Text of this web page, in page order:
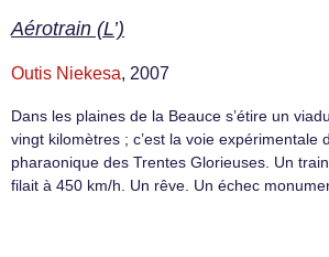
Aérotrain (L’)
Outis Niekesa, 2007
Dans les plaines de la Beauce s’étire un
vingt kilomètres ; c’est la voie expérimentale
pharaonique des Trentes Glorieuses. Un
filait à 450 km/h. Un rêve. Un échec